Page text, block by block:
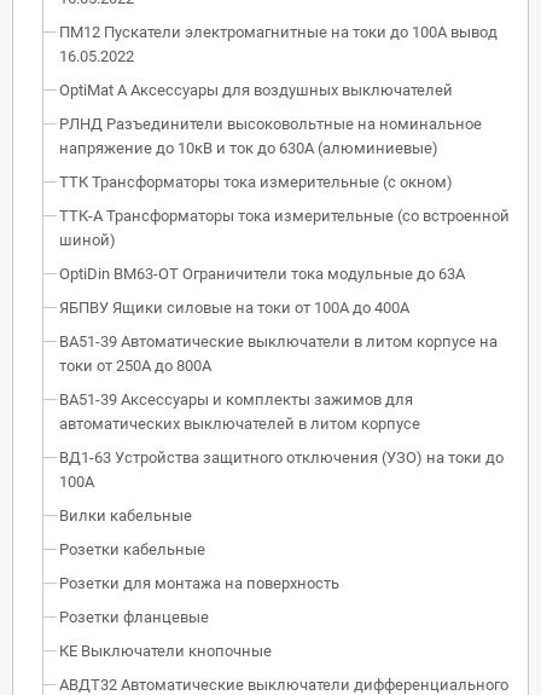
ПМ12 Пускатели электромагнитные на токи до 100А вывод
16.05.2022
OptiMat A Аксессуары для воздушных выключателей
РЛНД Разъединители высоковольтные на номинальное
напряжение до 10кВ и ток до 630А (алюминиевые)
ТТК Трансформаторы тока измерительные (с окном)
ТТК-А Трансформаторы тока измерительные (со встроенной
шиной)
OptiDin BM63-OT Ограничители тока модульные до 63А
ЯБПВУ Ящики силовые на токи от 100А до 400А
ВА51-39 Автоматические выключатели в литом корпусе на
токи от 250А до 800А
ВА51-39 Аксессуары и комплекты зажимов для
автоматических выключателей в литом корпусе
ВД1-63 Устройства защитного отключения (УЗО) на токи до
100А
Вилки кабельные
Розетки кабельные
Розетки для монтажа на поверхность
Розетки фланцевые
КЕ Выключатели кнопочные
АВДТ32 Автоматические выключатели дифференциального